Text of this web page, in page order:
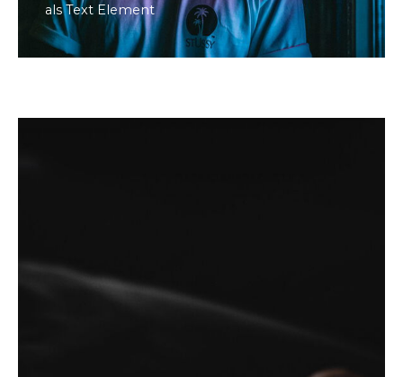
als Text Element